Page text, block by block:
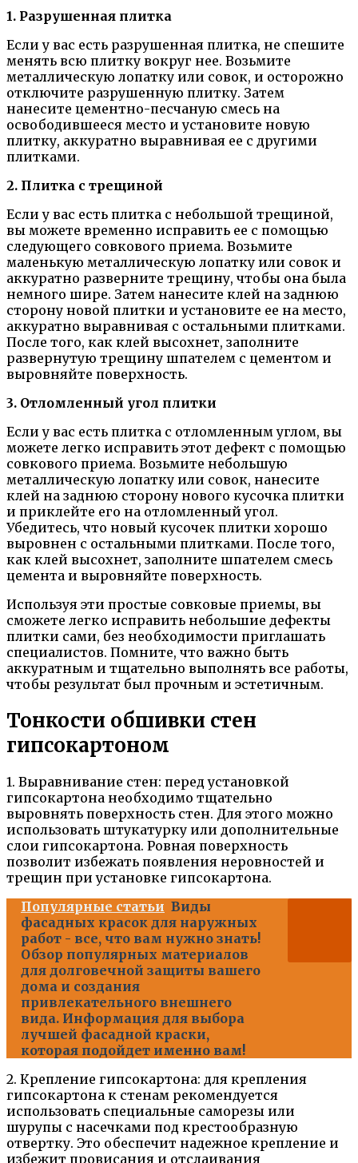
1. Разрушенная плитка
Если у вас есть разрушенная плитка, не спешите
менять всю плитку вокруг нее. Возьмите
металлическую лопатку или совок, и осторожно
отключите разрушенную плитку. Затем
нанесите цементно-песчаную смесь на
освободившееся место и установите новую
плитку, аккуратно выравнивая ее с другими
плитками.
2. Плитка с трещиной
Если у вас есть плитка с небольшой трещиной,
вы можете временно исправить ее с помощью
следующего совкового приема. Возьмите
маленькую металлическую лопатку или совок и
аккуратно разверните трещину, чтобы она была
немного шире. Затем нанесите клей на заднюю
сторону новой плитки и установите ее на место,
аккуратно выравнивая с остальными плитками.
После того, как клей высохнет, заполните
развернутую трещину шпателем с цементом и
выровняйте поверхность.
3. Отломленный угол плитки
Если у вас есть плитка с отломленным углом, вы
можете легко исправить этот дефект с помощью
совкового приема. Возьмите небольшую
металлическую лопатку или совок, нанесите
клей на заднюю сторону нового кусочка плитки
и приклейте его на отломленный угол.
Убедитесь, что новый кусочек плитки хорошо
выровнен с остальными плитками. После того,
как клей высохнет, заполните шпателем смесь
цемента и выровняйте поверхность.
Используя эти простые совковые приемы, вы
сможете легко исправить небольшие дефекты
плитки сами, без необходимости приглашать
специалистов. Помните, что важно быть
аккуратным и тщательно выполнять все работы,
чтобы результат был прочным и эстетичным.
Тонкости обшивки стен
гипсокартоном
1. Выравнивание стен: перед установкой
гипсокартона необходимо тщательно
выровнять поверхность стен. Для этого можно
использовать штукатурку или дополнительные
слои гипсокартона. Ровная поверхность
позволит избежать появления неровностей и
трещин при установке гипсокартона.
Популярные статьи Виды
фасадных красок для наружных
работ - все, что вам нужно знать!
Обзор популярных материалов
для долговечной защиты вашего
дома и создания
привлекательного внешнего
вида. Информация для выбора
лучшей фасадной краски,
которая подойдет именно вам!
2. Крепление гипсокартона: для крепления
гипсокартона к стенам рекомендуется
использовать специальные саморезы или
шурупы с насечками под крестообразную
отвертку. Это обеспечит надежное крепление и
избежит провисания и отслаивания